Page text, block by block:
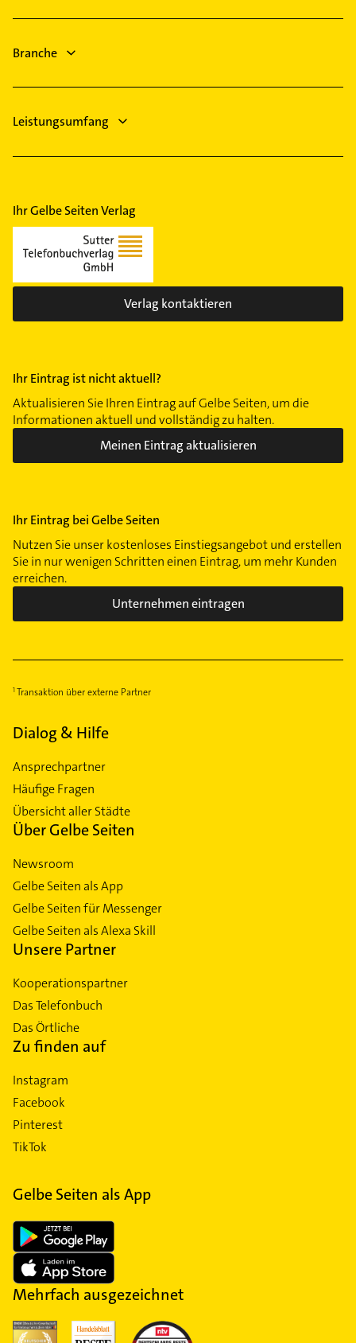
Velbert
Fensterbauer
Branche
Leistungsumfang
Ihr Gelbe Seiten Verlag
Verlag kontaktieren
Ihr Eintrag ist nicht aktuell?
Aktualisieren Sie Ihren Eintrag auf Gelbe Seiten, um die
Informationen aktuell und vollständig zu halten.
Meinen Eintrag aktualisieren
Ihr Eintrag bei Gelbe Seiten
Nutzen Sie unser kostenloses Einstiegsangebot und erstellen
Sie in nur wenigen Schritten einen Eintrag, um mehr Kunden
erreichen.
Unternehmen eintragen
Transaktion über externe Partner
Dialog & Hilfe
Ansprechpartner
Häufige Fragen
Übersicht aller Städte
Über Gelbe Seiten
Newsroom
Gelbe Seiten als App
Gelbe Seiten für Messenger
Gelbe Seiten als Alexa Skill
Unsere Partner
Kooperationspartner
Das Telefonbuch
Das Örtliche
Zu finden auf
Instagram
Facebook
Pinterest
TikTok
Gelbe Seiten als App
Mehrfach ausgezeichnet